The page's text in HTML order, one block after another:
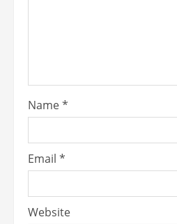
Name*
Email *
Website